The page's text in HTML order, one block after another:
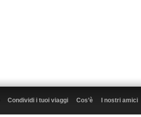
Condividi i tuoi viaggi Cos’è I nostri amici